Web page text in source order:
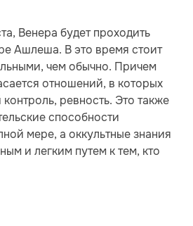
Венера будет проходить
Ашлеша. В это время стоит
чем обычно. Причем
отношений, в которых
ревность. Это также
способности
мере, а оккультные знания
и легким путем к тем, кто